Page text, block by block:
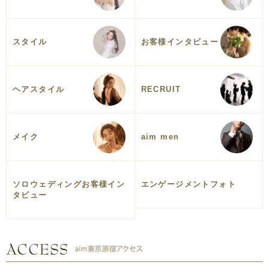
スタイル お客様インタビュー
ヘアスタイル RECRUIT
メイク aim men
ソロウェディングお客様イン
タビュー
エンゲージメントフォト